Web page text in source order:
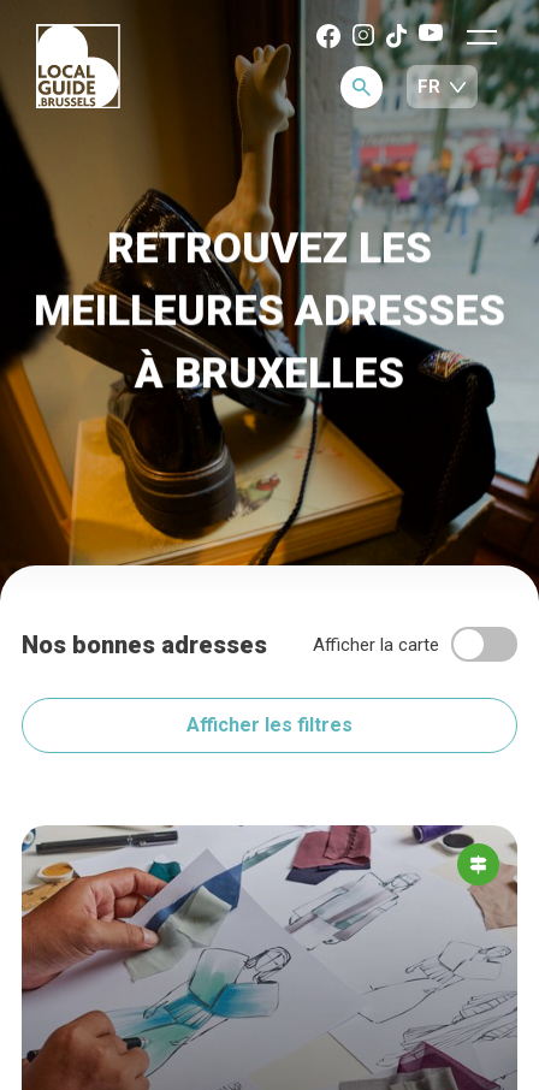
RETROUVEZ LES
MEILLEURES ADRESSES
À BRUXELLES
Nos bonnes adresses Afficher la carte
Afficher les filtres